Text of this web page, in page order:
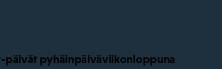
päivät pyhäinpäiväviikonloppuna